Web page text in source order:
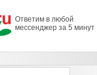
Ответим в любой
мессенджер за 5 минут